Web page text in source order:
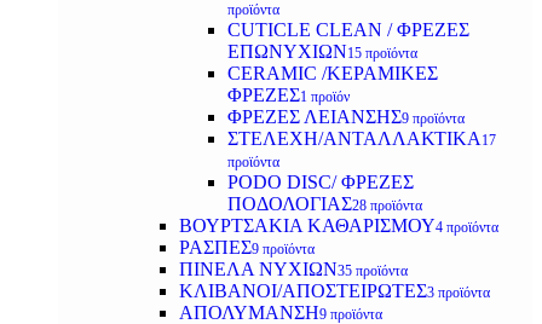
προϊόντα
CUTICLE CLEAN / ΦΡΕΖΕΣ
ΕΠΩΝΥΧΙΩΝ15 προϊόντα
CERAMIC /ΚΕΡΑΜΙΚΕΣ
ΦΡΕΖΕΣ1 προϊόν
ΦΡΕΖΕΣ ΛΕΙΑΝΣΗΣ9 προϊόντα
ΣΤΕΛΕΧΗ/ΑΝΤΑΛΛΑΚΤΙΚΑ 17
προϊόντα
PODO DISC/ ΦΡΕΖΕΣ
ΠΟΔΟΛΟΓΙΑΣ28 προϊόντα
ΒΟΥΡΤΣΑΚΙΑ ΚΑΘΑΡΙΣΜΟΥ4 προϊόντα
ΡΑΣΠΕΣ9 προϊόντα
ΠΙΝΕΛΑ ΝΥΧΙΩΝ35 προϊόντα
ΚΛΙΒΑΝΟΙ/ΑΠΟΣΤΕΙΡΩΤΕΣ3 προϊόντα
ΑΠΟΛΥΜΑΝΣΗ9 προϊόντα